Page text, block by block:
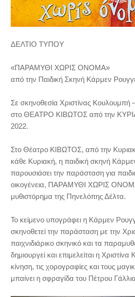
ΔΕΛΤΙΟ ΤΥΠΟΥ
«ΠΑΡΑΜΥΘΙ ΧΩΡΙΣ ΟΝΟΜΑ»
από την Παιδική Σκηνή Κάρμεν
Σε σκηνοθεσία Χριστίνας
στο ΘΕΑΤΡΟ ΚΙΒΩΤΟΣ από την
2022.
Στο Θέατρο ΚΙΒΩΤΟΣ, από την
κάθε Κυριακή, η παιδική σκηνή
παρουσιάσει την παράσταση για
οικογένεια, ΠΑΡΑΜΥΘΙ ΧΩΡΙΣ
μυθιστόρημα της Πηνελόπης Δέλτα.
Το κείμενο υπογράφει η Κάρμεν
σκηνοθετεί την παράσταση με την
παιχνιδιάρικο σκηνικό και τα
δημιουργεί και επιμελείται η
κίνηση, τις χορογραφίες και τους
μπαίνει η σφραγίδα του Πέτρου